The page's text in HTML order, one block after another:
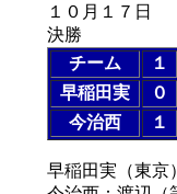
１０月１７日
決勝
チーム
１
早稲田実
０
今治西
１
早稲田実（東京